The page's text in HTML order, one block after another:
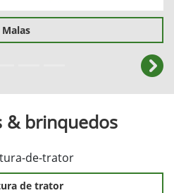
Malas
& brinquedos
de trator